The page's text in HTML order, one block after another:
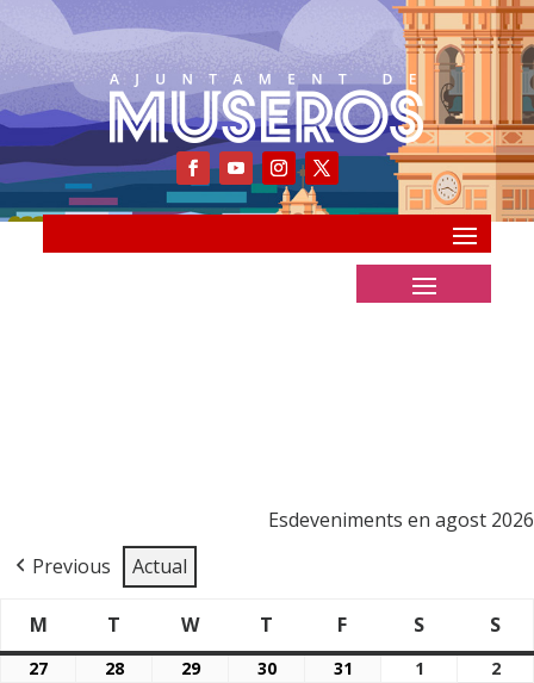
Esdeveniments en agost 2026
Previous
Actual
M
Dilluns
T Dimarts
WDimecres
T F Divendres
S Dissabte
S
27 27/07/2026
28 28/07/2026
2929/07/2026
30 30/07/2026
31 31/07/2026
1 01/08/2026
2